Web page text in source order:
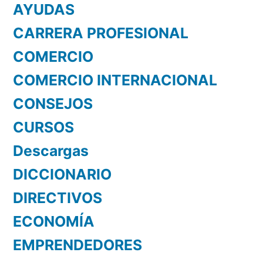
AYUDAS
CARRERA PROFESIONAL
COMERCIO
COMERCIO INTERNACIONAL
CONSEJOS
CURSOS
Descargas
DICCIONARIO
DIRECTIVOS
ECONOMÍA
EMPRENDEDORES